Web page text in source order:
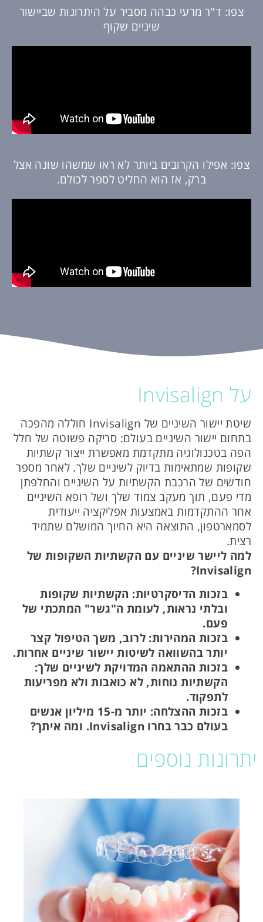
צפו: ד"ר מרעי כבהה מסביר על היתרונות שביישור
שיניים שקוף
צפו: אפילו הקרובים ביותר לא ראו שמשהו שונה אצל
ברק, אז הוא החליט לספר לכולם.
על Invisalign
שיטת יישור השיניים של Invisalign חוללה מהפכה
בתחום יישור השיניים בעולם: סריקה פשוטה של חלל
הפה בטכנולוגיה מתקדמת מאפשרת ייצור קשתיות
שקופות שמתאימות בדיוק לשיניים שלך. לאחר מספר
חודשים של הרכבת הקשתיות על השיניים והחלפתן
מדי פעם, תוך מעקב צמוד שלך ושל רופא השיניים
אחר ההתקדמות באמצעות אפליקציה ייעודית
לסמארטפון, התוצאה היא החיוך המושלם שתמיד
רצית.
למה ליישר שיניים עם הקשתיות השקופות של
Invisalign?
בזכות הדיסקרטיות: הקשתיות שקופות
ובלתי נראות, לעומת ה"גשר" המתכתי של
פעם.
בזכות המהירות: לרוב, משך הטיפול קצר
יותר בהשוואה לשיטות יישור שיניים אחרות.
בזכות ההתאמה המדויקת לשיניים שלך:
הקשתיות נוחות, לא כואבות ולא מפריעות
לתפקוד.
בזכות ההצלחה: יותר מ-15 מיליון אנשים
בעולם כבר בחרו Invisalign. ומה איתך?
יתרונות נוספים